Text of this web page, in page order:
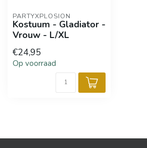
PARTYXPLOSION
Kostuum - Gladiator -
Vrouw - L/XL
€24,95
Op voorraad